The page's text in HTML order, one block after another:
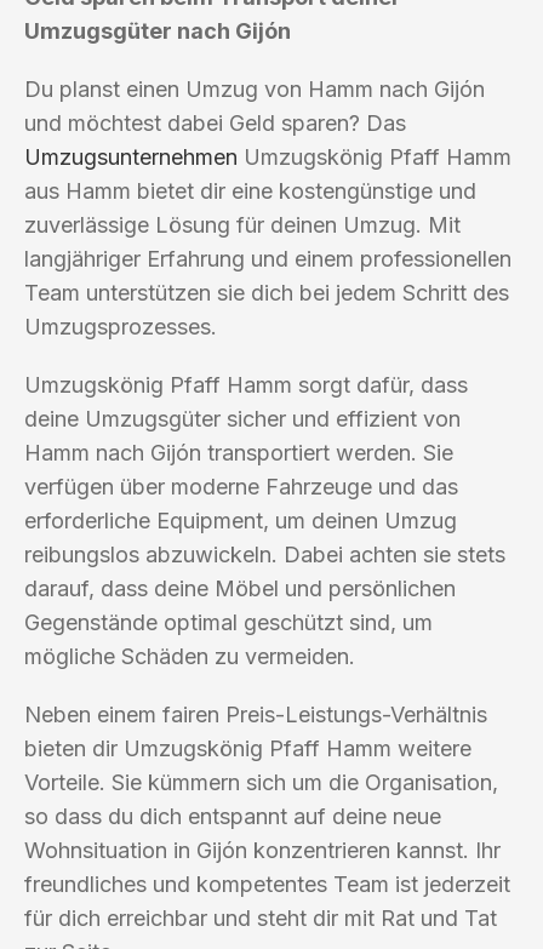
Umzugsgüter nach Gijón
Du planst einen Umzug von Hamm nach Gijón
und möchtest dabei Geld sparen? Das
Umzugsunternehmen Umzugskönig Pfaff Hamm
aus Hamm bietet dir eine kostengünstige und
zuverlässige Lösung für deinen Umzug. Mit
langjähriger Erfahrung und einem professionellen
Team unterstützen sie dich bei jedem Schritt des
Umzugsprozesses.
Umzugskönig Pfaff Hamm sorgt dafür, dass
deine Umzugsgüter sicher und effizient von
Hamm nach Gijón transportiert werden. Sie
verfügen über moderne Fahrzeuge und das
erforderliche Equipment, um deinen Umzug
reibungslos abzuwickeln. Dabei achten sie stets
darauf, dass deine Möbel und persönlichen
Gegenstände optimal geschützt sind, um
mögliche Schäden zu vermeiden.
Neben einem fairen Preis-Leistungs-Verhältnis
bieten dir Umzugskönig Pfaff Hamm weitere
Vorteile. Sie kümmern sich um die Organisation,
so dass du dich entspannt auf deine neue
Wohnsituation in Gijón konzentrieren kannst. Ihr
freundliches und kompetentes Team ist jederzeit
für dich erreichbar und steht dir mit Rat und Tat